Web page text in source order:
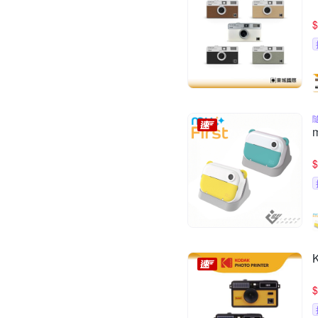
$
$
$